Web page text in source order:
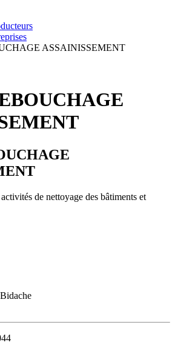
ASSAINISSEMENT
de nettoyage des bâtiments et